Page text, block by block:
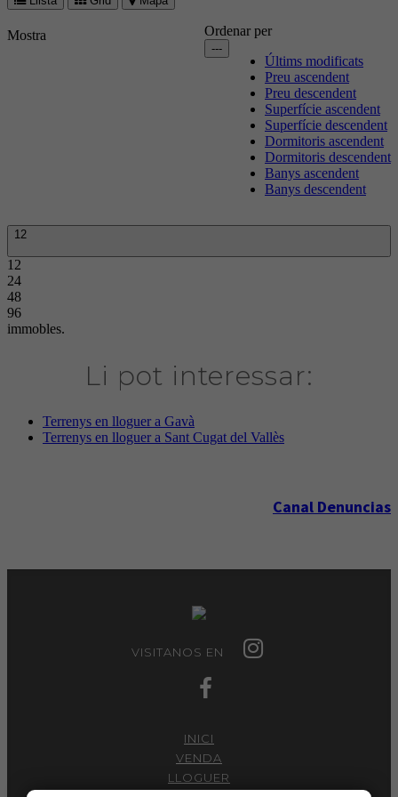
Ordenar per
---
Últims modificats
Preu ascendent
Preu descendent
Superfície ascendent
Superfície descendent
Dormitoris ascendent
Dormitoris descendent
Banys ascendent
Banys descendent
Mostra
12
12
24
48
96
immobles.
Li pot interessar:
Terrenys en lloguer a Gavà
Terrenys en lloguer a Sant Cugat del Vallès
Canal Denuncias
VISITANOS EN
INICI
VENDA
LLOGUER